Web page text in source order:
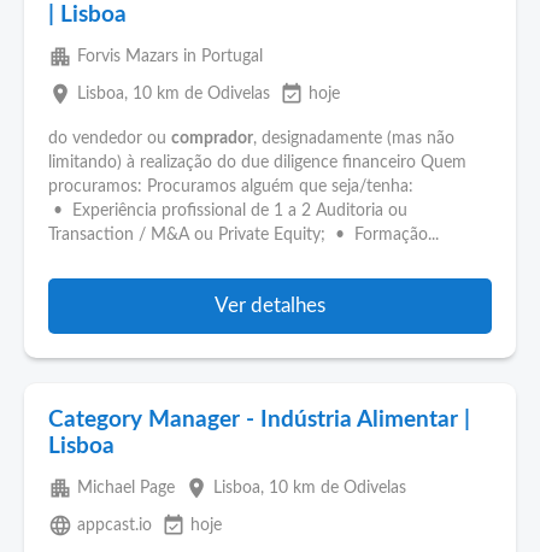
| Lisboa
apartment Forvis Mazars in Portugal
place Lisboa, 10 km de Odivelas event_available hoje
do vendedor ou comprador, designadamente (mas não
limitando) à realização do due diligence financeiro Quem
procuramos: Procuramos alguém que seja/tenha:
• Experiência profissional de 1 a 2 Auditoria ou
Transaction / M&A ou Private Equity; • Formação...
Ver detalhes
Category Manager - Indústria Alimentar |
Lisboa
apartment Michael Page place Lisboa, 10 km de Odivelas
language appcast.io event_available hoje